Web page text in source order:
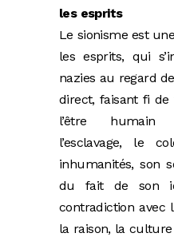
les esprits
Le sionisme est
les esprits, qui
nazies au regard
direct, faisant fi
l’être humain
l’esclavage, le
inhumanités, son
du fait de son
contradiction avec
la raison, la